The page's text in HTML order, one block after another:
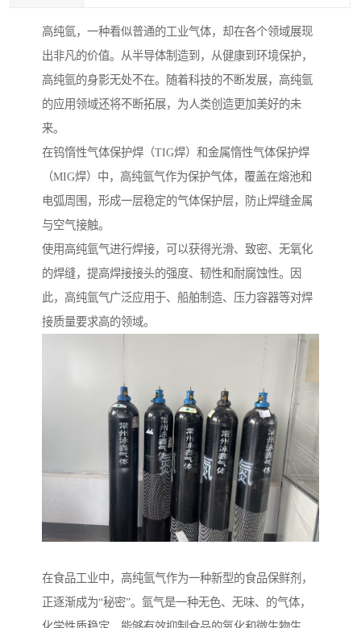
高纯氩，一种看似普通的工业气体，却在各个领域展现
出非凡的价值。从半导体制造到，从健康到环境保护，
高纯氩的身影无处不在。随着科技的不断发展，高纯氩
的应用领域还将不断拓展，为人类创造更加美好的未
来。
在钨惰性气体保护焊（TIG焊）和金属惰性气体保护焊
（MIG焊）中，高纯氩气作为保护气体，覆盖在熔池和
电弧周围，形成一层稳定的气体保护层，防止焊缝金属
与空气接触。
使用高纯氩气进行焊接，可以获得光滑、致密、无氧化
的焊缝，提高焊接接头的强度、韧性和耐腐蚀性。因
此，高纯氩气广泛应用于、船舶制造、压力容器等对焊
接质量要求高的领域。
在食品工业中，高纯氩气作为一种新型的食品保鲜剂，
正逐渐成为“秘密”。氩气是一种无色、无味、的气体，